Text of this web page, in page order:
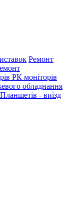
Ремонт
РК моніторів
обладнання
- виїзд